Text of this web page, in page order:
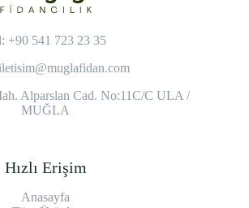
+90 541 723 23 35
iletisim@muglafidan.com
Alparslan Cad. No:11C/C ULA /
MUĞLA
Hızlı Erişim
Anasayfa